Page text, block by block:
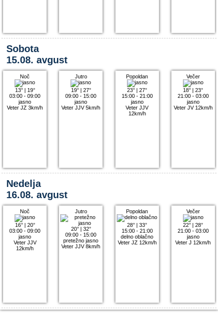
Sobota
15.08. avgust
Noč
13°| 19°
03:00 - 09:00
jasno
Veter JZ 3km/h
Jutro
19°| 27°
09:00 - 15:00
jasno
Veter JJV 5km/h
Popoldan
23° |27°
15:00 - 21:00
jasno
Veter JJV
12km/h
Večer
18° |23°
21:00 - 03:00
jasno
Veter JV 12km/h
Nedelja
16.08. avgust
Noč
16°| 20°
03:00 - 09:00
jasno
Veter JJV
12km/h
Jutro
20°| 32°
09:00 - 15:00
pretežno jasno
Veter JJV 8km/h
Popoldan
28° |33°
15:00 - 21:00
delno oblačno
Veter JZ 12km/h
Večer
22° |28°
21:00 - 03:00
jasno
Veter J 12km/h